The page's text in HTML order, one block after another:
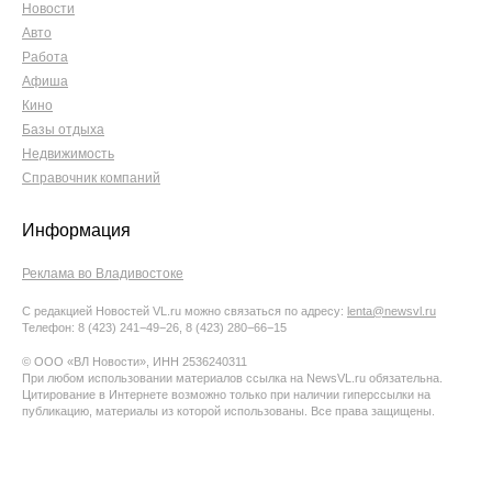
Новости
Авто
Работа
Афиша
Кино
Базы отдыха
Недвижимость
Справочник компаний
Информация
Реклама во Владивостоке
С редакцией Новостей VL.ru можно связаться по адресу: lenta@newsvl.ru
Телефон: 8 (423) 241−49−26, 8 (423) 280−66−15
© ООО «ВЛ Новости», ИНН 2536240311
При любом использовании материалов ссылка на NewsVL.ru обязательна.
Цитирование в Интернете возможно только при наличии гиперссылки на
публикацию, материалы из которой использованы. Все права защищены.